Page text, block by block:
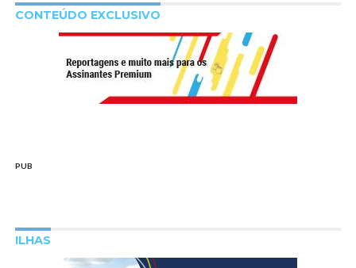
CONTEÚDO EXCLUSIVO
PUB
ILHAS